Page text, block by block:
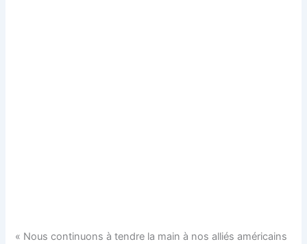
« Nous continuons à tendre la main à nos alliés américains